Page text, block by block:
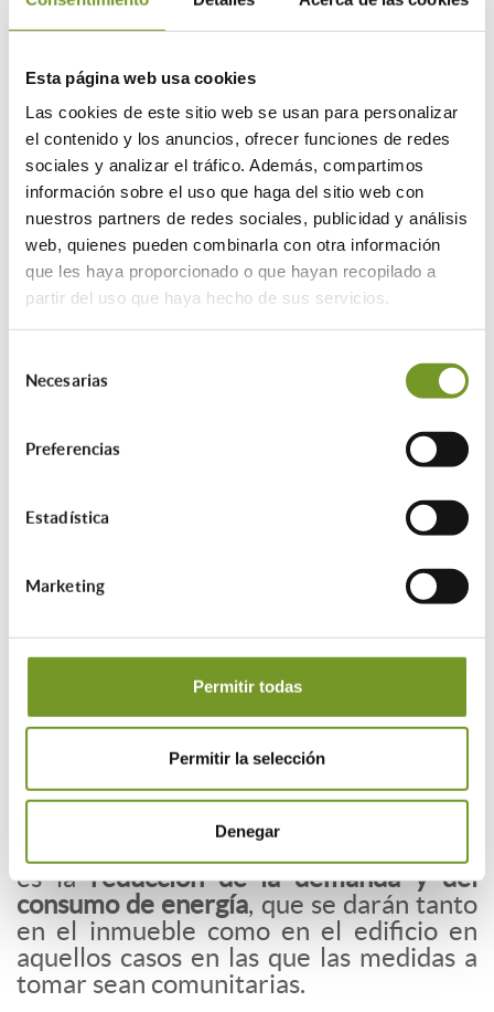
Esta página web usa cookies
Las cookies de este sitio web se usan para personalizar
el contenido y los anuncios, ofrecer funciones de redes
sociales y analizar el tráfico. Además, compartimos
información sobre el uso que haga del sitio web con
nuestros partners de redes sociales, publicidad y análisis
web, quienes pueden combinarla con otra información
que les haya proporcionado o que hayan recopilado a
partir del uso que haya hecho de sus servicios.
Necesarias
Preferencias
Estadística
Marketing
Permitir todas
Permitir la selección
Denegar
el evitar las fugas de aire por rejillas o
huecos de ventanas, por grietas en la
pared, etcétera.
Además, habrá que efectuar acciones de
mejora enventilación, para disponer de
un sistema adecuado que permita
reducir la demanda de calor hasta en un
90%; eiluminación , siendo
recomendable que se cuente con un
sistema de alumbrado, optando por uno
inteligente y buscando aprovechar la luz
natural todo lo posible.
Para completar la rehabilitación
energética de la vivienda, se aconseja la
el empleo de energías renovables
recurriendo al uso de paneles solares,
manera que se pueda optimizar el
Beneficios de la rehabilitación
energética de la vivienda
Apostar por larehabilitación
energéticaen un inmueble aportará
diferentes mejoras a la vivienda, entre
es lareducción de la demanda y del
consumo de energía, que se darán tanto
en el inmueble como en el edificio en
aquellos casos en las que las medidas a
tomar sean comunitarias.